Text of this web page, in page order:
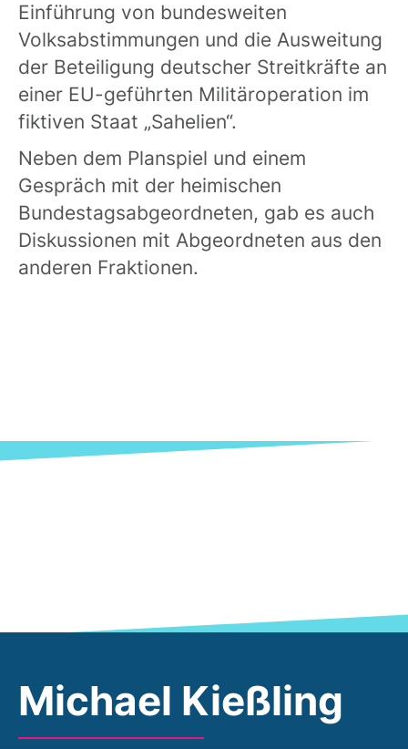
Einführung von bundesweiten
Volksabstimmungen und die Ausweitung
der Beteiligung deutscher Streitkräfte an
einer EU-geführten Militäroperation im
fiktiven Staat „Sahelien“.
Neben dem Planspiel und einem
Gespräch mit der heimischen
Bundestagsabgeordneten, gab es auch
Diskussionen mit Abgeordneten aus den
anderen Fraktionen.
Michael Kießling